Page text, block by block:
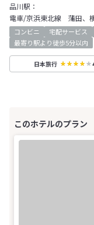
品川駅：
電車/京浜東北線 蒲田、
コンビニ 宅配サービス
最寄り駅より徒歩5分以内
日本旅行